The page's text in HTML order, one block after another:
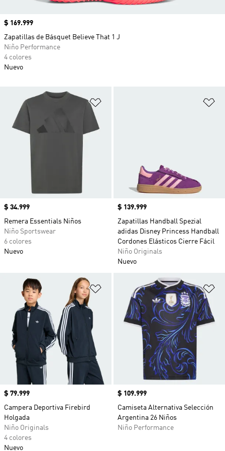
Precio
$ 34.999
Remera Essentials Niños
Niño Sportswear
6 colores
Nuevo
Precio
$ 139.999
Zapatillas Handball Spezial
adidas Disney Princess Handball
Cordones Elásticos Cierre Fácil
Niño Originals
Nuevo
Añadir a la lista de deseos
Precio
$ 79.999
Campera Deportiva Firebird
Holgada
Niño Originals
4 colores
Nuevo
Precio
$ 109.999
Camiseta Alternativa Selección
Argentina 26 Niños
Niño Performance
Precio
$ 169.999
Zapatillas de Básquet Believe That 1 J
Niño Performance
4 colores
Nuevo